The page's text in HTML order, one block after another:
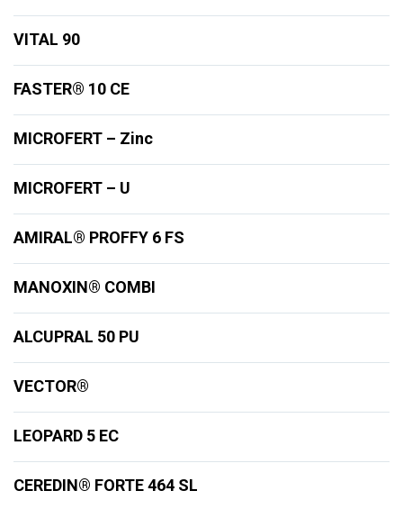
VITAL 90
FASTER® 10 CE
MICROFERT – Zinc
MICROFERT – U
AMIRAL® PROFFY 6 FS
MANOXIN® COMBI
ALCUPRAL 50 PU
VECTOR®
LEOPARD 5 EC
CEREDIN® FORTE 464 SL